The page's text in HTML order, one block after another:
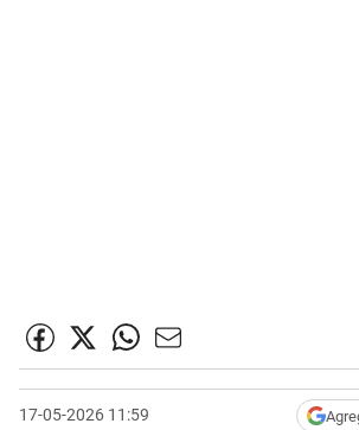
17-05-2026 11:59